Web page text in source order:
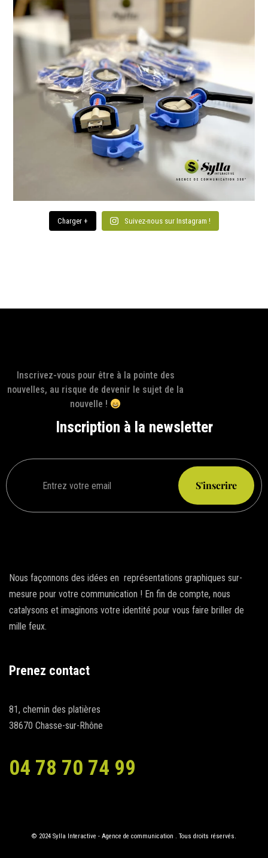
Charger + Suivez-nous sur Instagram !
Inscrivez-vous pour être à la pointe des
nouvelles, au risque de devenir le sujet de la
nouvelle !
Inscription à la newsletter
S'inscrire
Nous façonnons des idées en représentations graphiques sur-
mesure pour votre communication ! En fin de compte, nous
catalysons et imaginons votre identité pour vous faire briller de
mille feux.
Prenez contact
81, chemin des platières
38670 Chasse-sur-Rhône
04 78 70 74 99
© 2024 Sylla Interactive - Agence de communication . Tous droits réservés.